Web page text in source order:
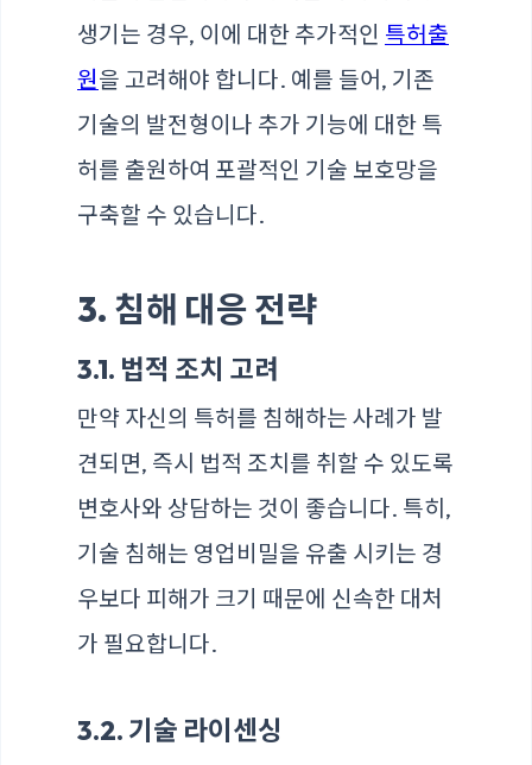
생기는 경우, 이에 대한 추가적인 특허출
원을 고려해야 합니다. 예를 들어, 기존
기술의 발전형이나 추가 기능에 대한 특
허를 출원하여 포괄적인 기술 보호망을
구축할 수 있습니다.
3. 침해 대응 전략
3.1. 법적 조치 고려
만약 자신의 특허를 침해하는 사례가 발
견되면, 즉시 법적 조치를 취할 수 있도록
변호사와 상담하는 것이 좋습니다. 특히,
기술 침해는 영업비밀을 유출 시키는 경
우보다 피해가 크기 때문에 신속한 대처
가 필요합니다.
3.2. 기술 라이센싱